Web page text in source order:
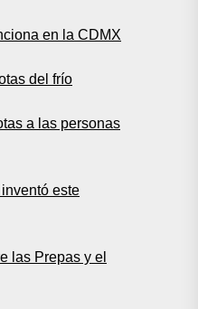
en la CDMX
del frío
a las personas
este
las Prepas y el